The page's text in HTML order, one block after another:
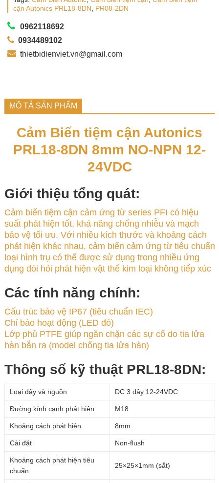
cận Autonics PRL18-8DN
PR08-2DN
0962118692
0934489102
thietbidienviet.vn@gmail.com
MÔ TẢ SẢN PHẨM
Cảm Biến tiệm cận Autonics
PRL18-8DN 8mm NO-NPN 12-
24VDC
Giới thiệu tổng quát:
Cảm biến tiệm cận cảm ứng từ series PFI có hiệu
suất phát hiện tốt, khả năng chống nhiễu và mạch
bảo vệ tối ưu. Với nhiều kích thước và khoảng cách
phát hiện khác nhau, cảm biến cảm ứng từ tiêu chuẩn
loại hình trụ có thể được sử dụng trong nhiều ứng
dụng đòi hỏi phát hiện vật thể kim loại không tiếp xúc
Các tính năng chính:
Cấu trúc bảo vệ IP67 (tiêu chuẩn IEC)
Chỉ báo hoạt động (LED đỏ)
Lớp phủ PTFE giúp ngăn chặn các sự cố do tia lửa
hàn bắn ra (model chống tia lửa hàn)
Thông số kỹ thuật PRL18-8DN:
Loại dây và nguồn DC 3 dây 12-24VDC
Đường kính cạnh phát hiện M18
Khoảng cách phát hiện 8mm
Cài đặt Non-flush
Khoảng cách phát hiện tiêu
chuẩn
25×25×1mm (sắt)